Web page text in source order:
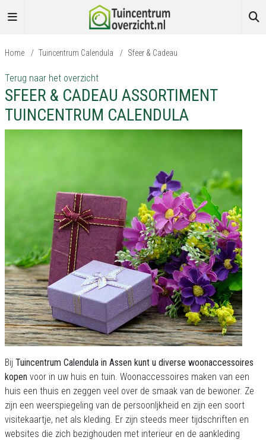
Home / Tuincentrum Calendula / Sfeer & Cadeau
Terug naar het overzicht
SFEER & CADEAU ASSORTIMENT
TUINCENTRUM CALENDULA
Bij Tuincentrum Calendula in Assen kunt u diverse woonaccessoires
kopen voor in uw huis en tuin. Woonaccessoires maken van een
huis een thuis en zeggen veel over de smaak van de bewoner. Ze
zijn een weerspiegeling van de persoonljkheid en zijn een soort
visitekaartje, net als kleding. Er zijn steeds meer tijdschriften en
websites die zich bezighouden met interieur en de aankleding